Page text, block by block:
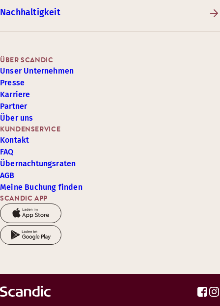
Nachhaltigkeit
SCANDIC APP
KUNDENSERVICE
Kontakt
FAQ
Übernachtungsraten
AGB
Meine Buchung finden
ÜBER SCANDIC
Unser Unternehmen
Presse
Karriere
Partner
Über uns